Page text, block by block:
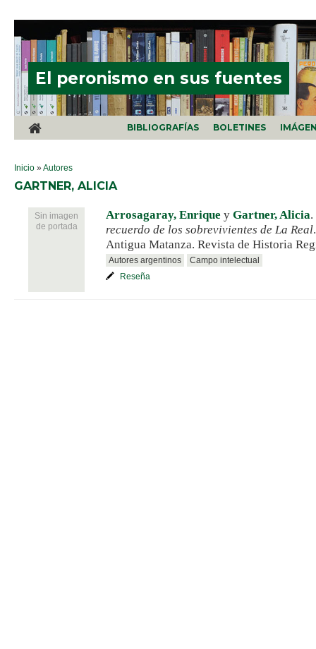
El peronismo en sus fuentes
BIBLIOGRAFÍAS BOLETINES
SE ENCUENTRA USTED AQUÍ
Inicio »Autores
GARTNER, ALICIA
Sin imagen
de portada
Arrosagaray, Enrique y Gartner, Alicia.
recuerdo de los sobrevivientes de La Real
Antigua Matanza. Revista de Historia
Autores argentinos
Campo intelectual
Reseña